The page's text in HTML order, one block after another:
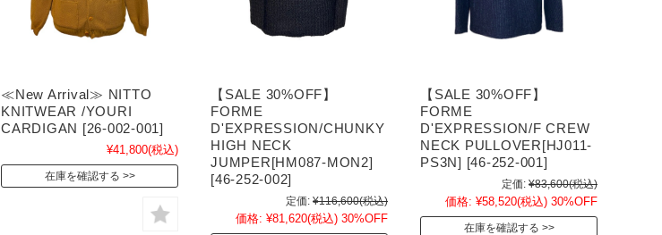
≪New Arrival≫ NITTO
KNITWEAR /YOURI
CARDIGAN [26-002-001]
¥41,800(税込)
在庫を確認する
【SALE 30%OFF】
FORME
D'EXPRESSION/CHUNKY
HIGH NECK
JUMPER[HM087-MON2]
[46-252-002]
定価: ¥116,600(税込)
価格: ¥81,620(税込) 30%OFF
【SALE 30%OFF】
FORME
D'EXPRESSION/F CREW
NECK PULLOVER[HJ011-
PS3N] [46-252-001]
定価: ¥83,600(税込)
価格: ¥58,520(税込) 30%OFF
在庫を確認する